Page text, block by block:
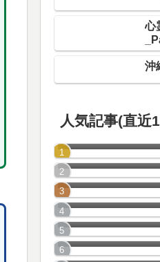
心
沖
人気記事(直近
世田谷区の怖い
大田区の怖い話
江東区の怖い話
練馬区の怖い話
町田市の怖い話
葛飾区の怖い話